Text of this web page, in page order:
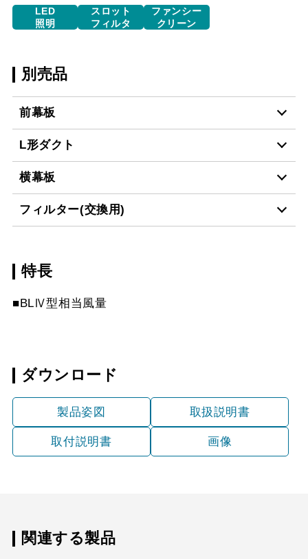
LED
照明
スロット
フィルタ
ファンシー
クリーン
別売品
前幕板
MP-901 BK ¥6,490（税抜価格 ￥
MP-901 W ¥6,490（税抜価格 ￥
MP-902 BK
MP-903 BK
MP-903 W ¥6,490（税抜価格 ￥
MP-903 SI ¥8,250（税抜価格 ￥
L形ダクト
LD-15 ¥3,520（税抜価格 ￥
横幕板
YMP10-345 W
YMP10-345 SI
YMP20-345 W
YMP20-345 SI ¥5,170（税抜価格 ￥
YMP30-345 BK ¥3,300（税抜価格 ￥
フィルター(交換用)
CSF10-3421
特長
■BLⅣ型相当風量
ダウンロード
製品姿図 取扱説明書
取付説明書 画像
関連する製品